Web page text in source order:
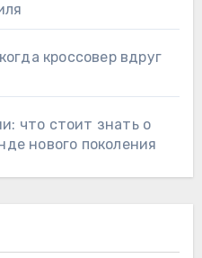
кроссовер вдруг
что стоит знать о
нового поколения